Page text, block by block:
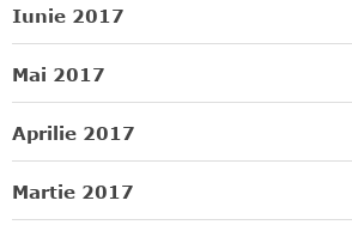
Iunie 2017
Mai 2017
Aprilie 2017
Martie 2017